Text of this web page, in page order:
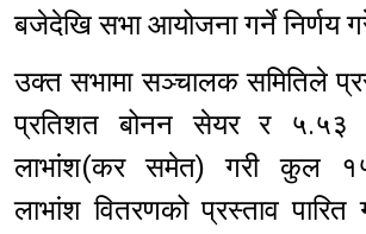
बजेदेखि सभा आयोजना गर्ने निर्णय
उक्त सभामा सञ्चालक समितिले
प्रतिशत बोनन सेयर र ५.५३
लाभांश(कर समेत) गरी कुल
लाभांश वितरणको प्रस्ताव